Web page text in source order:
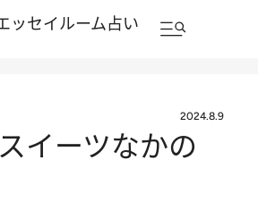
ッセイルーム占い
2024.8.9
イーツなかの